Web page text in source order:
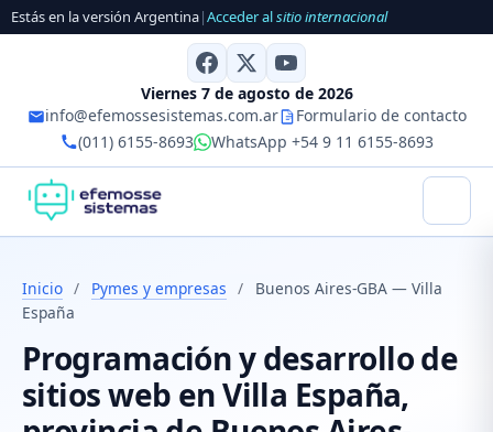
Estás en la versión Argentina|Acceder alsitio internacional
Viernes 7 de agosto de 2026
info@efemossesistemas.com.ar
Formulario de contacto
(011) 6155-8693
WhatsApp +54 9 11 6155-8693
Inicio / Pymes y empresas /
Buenos Aires-GBA — Villa
España
Programación y desarrollo de
sitios web en Villa España,